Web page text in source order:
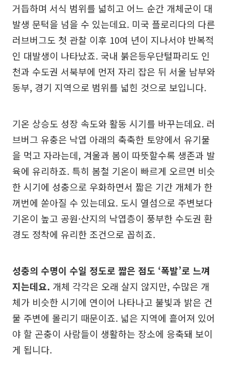
거듭하며 서식 범위를 넓히고 어느 순간 개체군이 대
발생 문턱을 넘을 수 있는데요. 미국 플로리다의 다른
러브버그도 첫 관찰 이후 10여 년이 지나서야 반복적
인 대발생이 나타났죠. 국내 붉은등우단털파리도 인
천과 수도권 서북부에 먼저 자리 잡은 뒤 서울 남부와
동부, 경기 지역으로 범위를 넓힌 것으로 보입니다.
기온 상승도 성장 속도와 활동 시기를 바꾸는데요. 러
브버그 유충은 낙엽 아래의 축축한 토양에서 유기물
을 먹고 자라는데, 겨울과 봄이 따뜻할수록 생존과 발
육에 유리하죠. 특히 봄철 기온이 빠르게 오르면 비슷
한 시기에 성충으로 우화하면서 짧은 기간 개체가 한
꺼번에 쏟아질 수 있는데요. 도시 열섬으로 주변보다
기온이 높고 공원·산지의 낙엽층이 풍부한 수도권 환
경도 정착에 유리한 조건으로 꼽히죠.
성충의 수명이 수일 정도로 짧은 점도 ‘폭발’로 느껴
지는데요. 개체 각각은 오래 살지 않지만, 수많은 개
체가 비슷한 시기에 연이어 나타나고 불빛과 밝은 건
물 주변에 몰리기 때문이죠. 넓은 지역에 흩어져 있어
야 할 곤충이 사람들이 생활하는 장소에 응축돼 보이
게 됩니다.